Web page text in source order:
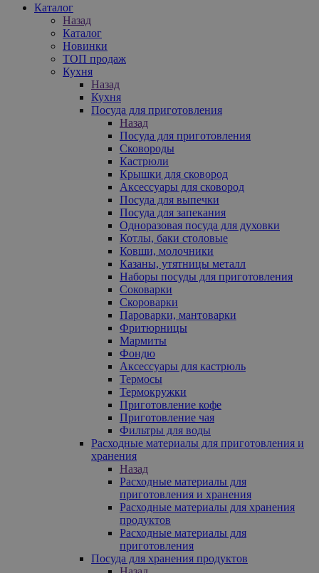
Каталог
Назад
Каталог
Новинки
ТОП продаж
Кухня
Назад
Кухня
Посуда для приготовления
Назад
Посуда для приготовления
Сковороды
Кастрюли
Крышки для сковород
Аксессуары для сковород
Посуда для выпечки
Посуда для запекания
Одноразовая посуда для духовки
Котлы, баки столовые
Ковши, молочники
Казаны, утятницы металл
Наборы посуды для приготовления
Соковарки
Скороварки
Пароварки, мантоварки
Фритюрницы
Мармиты
Фондю
Аксессуары для кастрюль
Термосы
Термокружки
Приготовление кофе
Приготовление чая
Фильтры для воды
Расходные материалы для приготовления и
хранения
Назад
Расходные материалы для
приготовления и хранения
Расходные материалы для хранения
продуктов
Расходные материалы для
приготовления
Посуда для хранения продуктов